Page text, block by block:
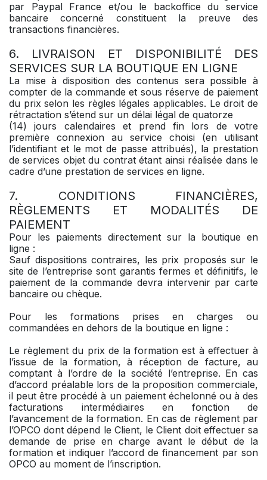
par Paypal France et/ou le backoffice du service
bancaire concerné constituent la preuve des
transactions financières.
6. LIVRAISON ET DISPONIBILITÉ DES
SERVICES SUR LA BOUTIQUE EN LIGNE
La mise à disposition des contenus sera possible à
compter de la commande et sous réserve de paiement
du prix selon les règles légales applicables. Le droit de
rétractation s’étend sur un délai légal de quatorze
(14) jours calendaires et prend fin lors de votre
première connexion au service choisi (en utilisant
l’identifiant et le mot de passe attribués), la prestation
de services objet du contrat étant ainsi réalisée dans le
cadre d’une prestation de services en ligne.
7. CONDITIONS FINANCIÈRES,
RÈGLEMENTS ET MODALITÉS DE
PAIEMENT
Pour les paiements directement sur la boutique en
ligne :
Sauf dispositions contraires, les prix proposés sur le
site de l’entreprise sont garantis fermes et définitifs, le
paiement de la commande devra intervenir par carte
bancaire ou chèque.
Pour les formations prises en charges ou
commandées en dehors de la boutique en ligne :
Le règlement du prix de la formation est à effectuer à
l’issue de la formation, à réception de facture, au
comptant à l’ordre de la société l’entreprise. En cas
d’accord préalable lors de la proposition commerciale,
il peut être procédé à un paiement échelonné ou à des
facturations intermédiaires en fonction de
l’avancement de la formation. En cas de règlement par
l’OPCO dont dépend le Client, le Client doit effectuer sa
demande de prise en charge avant le début de la
formation et indiquer l’accord de financement par son
OPCO au moment de l’inscription.